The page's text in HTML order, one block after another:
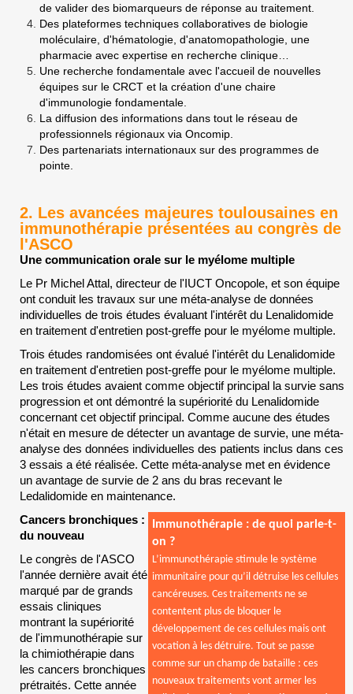
de valider des biomarqueurs de réponse au traitement.
Des plateformes techniques collaboratives de biologie
moléculaire, d'hématologie, d'anatomopathologie, une
pharmacie avec expertise en recherche clinique…
Une recherche fondamentale avec l'accueil de nouvelles
équipes sur le CRCT et la création d'une chaire
d'immunologie fondamentale.
La diffusion des informations dans tout le réseau de
professionnels régionaux via Oncomip.
Des partenariats internationaux sur des programmes de
pointe.
2. Les avancées majeures toulousaines en
immunothérapie présentées au congrès de
l'ASCO
Une communication orale sur le myélome multiple
Le Pr Michel Attal, directeur de l'IUCT Oncopole, et son équipe
ont conduit les travaux sur une méta-analyse de données
individuelles de trois études évaluant l'intérêt du Lenalidomide
en traitement d'entretien post-greffe pour le myélome multiple.
Trois études randomisées ont évalué l'intérêt du Lenalidomide
en traitement d'entretien post-greffe pour le myélome multiple.
Les trois études avaient comme objectif principal la survie sans
progression et ont démontré la supériorité du Lenalidomide
concernant cet objectif principal. Comme aucune des études
n'était en mesure de détecter un avantage de survie, une méta-
analyse des données individuelles des patients inclus dans ces
3 essais a été réalisée. Cette méta-analyse met en évidence
un avantage de survie de 2 ans du bras recevant le
Ledalidomide en maintenance.
Immunothérapie : de quoi parle-t-
on ?
L’immunothérapie stimule le système
immunitaire pour qu’il détruise les cellules
cancéreuses. Ces traitements ne se
contentent plus de bloquer le
développement de ces cellules mais ont
vocation à les détruire. Tout se passe
comme sur un champ de bataille : ces
nouveaux traitements vont armer les
Cancers bronchiques :
du nouveau
Le congrès de l'ASCO
l'année dernière avait été
marqué par de grands
essais cliniques
montrant la supériorité
de l'immunothérapie sur
la chimiothérapie dans
les cancers bronchiques
prétraités. Cette année